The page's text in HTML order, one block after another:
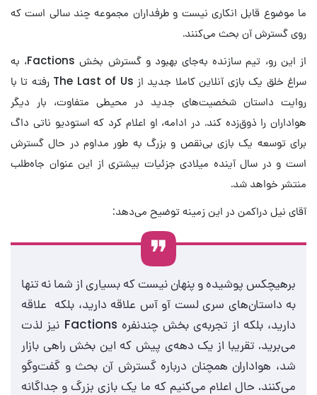
ما موضوع قابل انکاری نیست و طرفداران مجموعه چند سالی است که
روی گسترش آن بحث می‌کنند.
از این رو، تیم سازنده به‌جای بهبود و گسترش بخش Factions، به
سراغ خلق یک بازی آنلاین کاملا جدید از The Last of Us رفته تا با
روایت داستان شخصیت‌های جدید در محیطی متفاوت، بار دیگر
هواداران را ذوق‌زده کند. در ادامه، او اعلام کرد که استودیو ناتی داگ
برای توسعه یک بازی بی‌نقص و بزرگ به طور مداوم در حال گسترش
است و در سال آینده میلادی جزئیات بیشتری از این عنوان جاه‌طلب
منتشر خواهد شد.
آقای نیل دراکمن در این زمینه توضیح می‌دهد:
برهیچکس پوشیده و پنهان نیست که بسیاری از شما نه تنها
به داستان‌های سری لست آو آس علاقه دارید، بلکه علاقه
دارید، بلکه از تجربه‌ی بخش چندنفره‌ Factions نیز لذت
می‌برید. تقریبا از یک دهه‌ی پیش که این بخش راهی بازار
شد، هواداران همچنان درباره گسترش آن بحث و گفت‌وگو
می‌کنند. حال اعلام می‌کنیم که ما یک بازی بزرگ و جداگانه